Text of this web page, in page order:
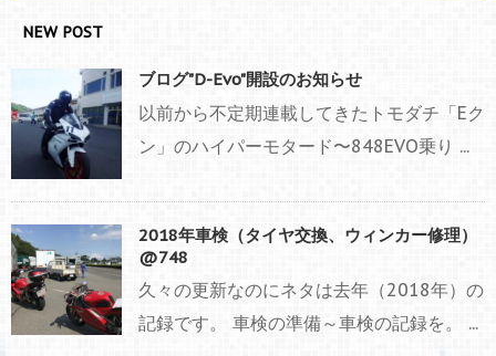
NEW POST
ブログ"D-Evo"開設のお知らせ
以前から不定期連載してきたトモダチ「Eク
ン」のハイパーモタード〜848EVO乗り ...
2018年車検（タイヤ交換、ウィンカー修理）
@748
久々の更新なのにネタは去年（2018年）の
記録です。 車検の準備～車検の記録を。 ...